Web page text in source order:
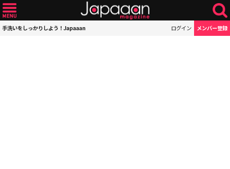
手洗いをしっかりしよう！Japaaan ログイン メンバー登録